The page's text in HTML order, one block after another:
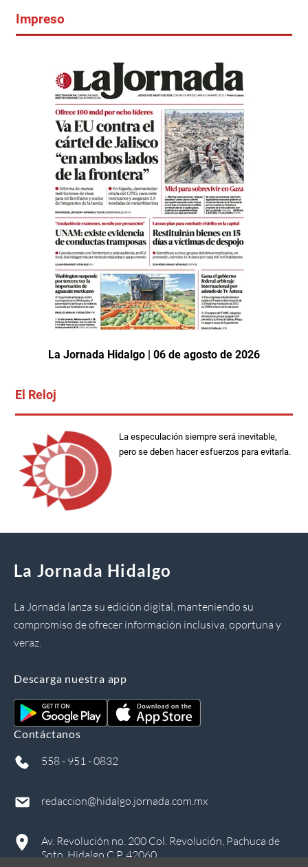
Impreso
La Jornada Hidalgo | 06 de agosto de 2026
El Reloj
La especulación siempre será inevitable,
pero se deben hacer esfuerzos para evitarla.
La Jornada Hidalgo
La Jornada lanza su edición digital, manteniendo su
compromiso de ofrecer información inclusiva, oportuna y
veraz.
Descarga nuestra app
Contáctanos
558 - 951 - 0832
redaccion@hidalgo.jornada.com.mx
Av. Revolución no. 200 Col. Revolución, Pachuca de
Soto, Hidalgo C.P. 42060